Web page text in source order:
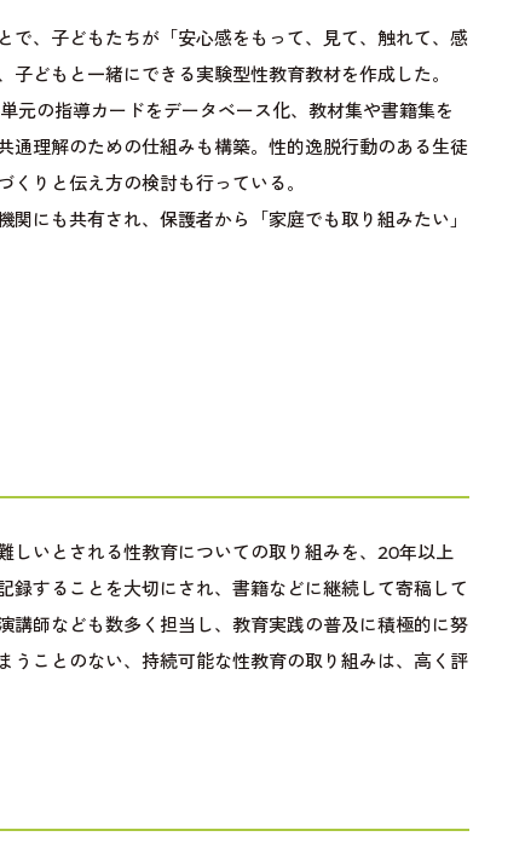
、子どもたちが「安心感をもって、見て、触れて、感
どもと一緒にできる実験型性教育教材を作成した。
元の指導カードをデータベース化、教材集や書籍集を
理解のための仕組みも構築。性的逸脱行動のある生徒
りと伝え方の検討も行っている。
にも共有され、保護者から「家庭でも取り組みたい」
しいとされる性教育についての取り組みを、20年以上
することを大切にされ、書籍などに継続して寄稿して
講師なども数多く担当し、教育実践の普及に積極的に努
ことのない、持続可能な性教育の取り組みは、高く評